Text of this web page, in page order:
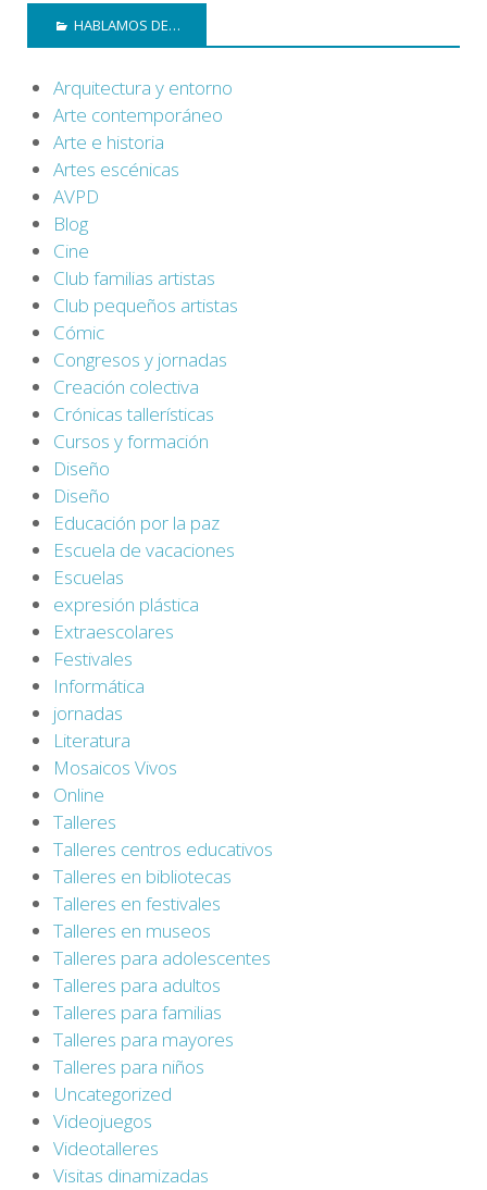
HABLAMOS DE…
Arquitectura y entorno
Arte contemporáneo
Arte e historia
Artes escénicas
AVPD
Blog
Cine
Club familias artistas
Club pequeños artistas
Cómic
Congresos y jornadas
Creación colectiva
Crónicas tallerísticas
Cursos y formación
Diseño
Diseño
Educación por la paz
Escuela de vacaciones
Escuelas
expresión plástica
Extraescolares
Festivales
Informática
jornadas
Literatura
Mosaicos Vivos
Online
Talleres
Talleres centros educativos
Talleres en bibliotecas
Talleres en festivales
Talleres en museos
Talleres para adolescentes
Talleres para adultos
Talleres para familias
Talleres para mayores
Talleres para niños
Uncategorized
Videojuegos
Videotalleres
Visitas dinamizadas